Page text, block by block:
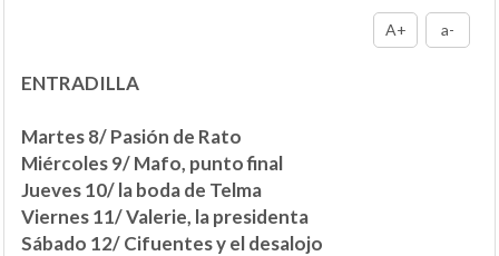
A+ a-
ENTRADILLA
Martes 8/ Pasión de Rato
Miércoles 9/ Mafo, punto final
Jueves 10/ la boda de Telma
Viernes 11/ Valerie, la presidenta
Sábado 12/ Cifuentes y el desalojo